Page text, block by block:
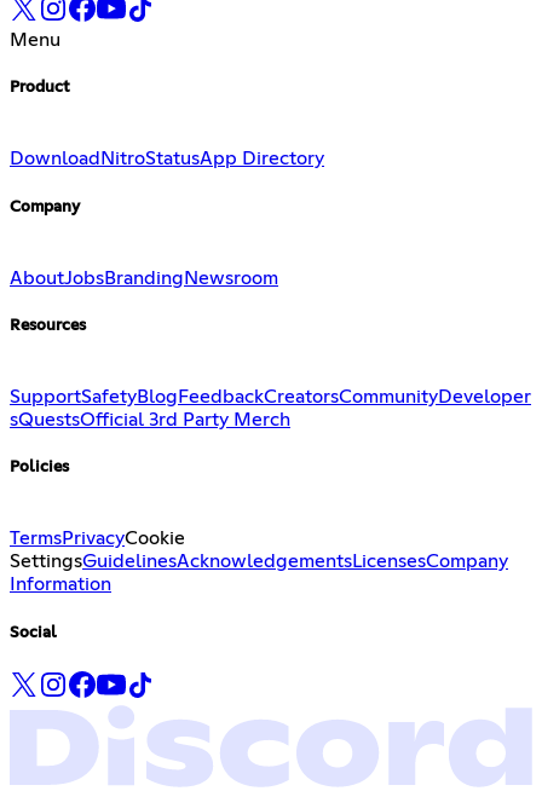
Menu
Product
Download NitroStatusApp Directory
Company
AboutJobsBranding Newsroom
Resources
SupportSafetyBlog FeedbackCreatorsCommunityDeveloper
sQuestsOfficial 3rd Party Merch
Policies
TermsPrivacyCookie
SettingsGuidelinesAcknowledgementsLicensesCompany
Information
Social